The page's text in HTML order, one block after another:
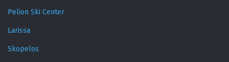
Pelion Ski Center
Larissa
Skopelos